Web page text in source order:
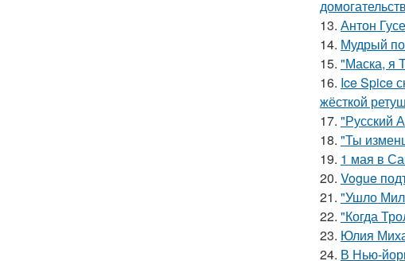
13. Антон
14. Мудрый
15. "Маска, я
16. Ice Spice
жёсткой
17. "Русский
18. "Ты
19. 1 мая в
20. Vogue
21. "Ушло
22. "Когда
23. Юлия
24. В Нью-